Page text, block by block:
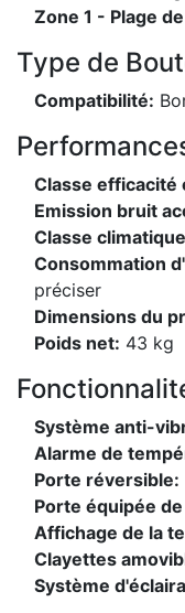
Zone 1 - Plage
Type de
Compatibilité:
Classe efficacité
Emission bruit
Classe
Consommation
préciser
Dimensions du
Poids net: 43 kg
Système anti-
Alarme de
Porte réversible:
Porte équipée
Affichage de la
Clayettes
Système